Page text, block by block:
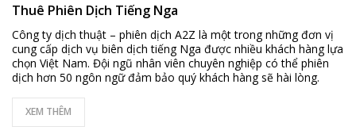
Thuê Phiên Dịch Tiếng Nga
Công ty dịch thuật – phiên dịch A2Z là một trong những đơn vị
cung cấp dịch vụ biên dịch tiếng Nga được nhiều khách hàng lựa
chọn Việt Nam. Đội ngũ nhân viên chuyên nghiệp có thể phiên
dịch hơn 50 ngôn ngữ đảm bảo quý khách hàng sẽ hài lòng.
XEM THÊM